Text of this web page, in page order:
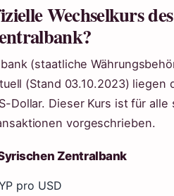
Wechselkurs
(staatliche
(Stand 03.10.2023) liegen
Dollar. Dieser Kurs ist für
vorgeschrieben.
Zentralbank
pro USD